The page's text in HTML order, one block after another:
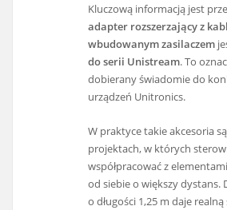
Kluczową informacją jest
adapter rozszerzający z
wbudowanym zasilaczem
do serii Unistream. To
dobierany świadomie do
urządzeń Unitronics.
W praktyce takie akcesoria
projektach, w których
współpracować z
od siebie o większy
o długości 1,25 m daje